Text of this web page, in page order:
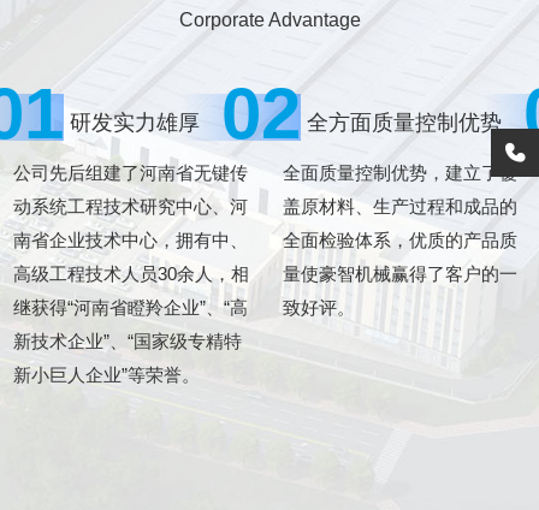
Corporate Advantage
研发实力雄厚
公司先后组建了河南省无键传
动系统工程技术研究中心、河
南省企业技术中心，拥有中、
高级工程技术人员30余人，相
继获得“河南省瞪羚企业”、“高
新技术企业”、“国家级专精特
新小巨人企业”等荣誉。
02 全方面质量控制优势
全面质量控制优势，建立了覆
盖原材料、生产过程和成品的
全面检验体系，优质的产品质
量使豪智机械赢得了客户的一
致好评。